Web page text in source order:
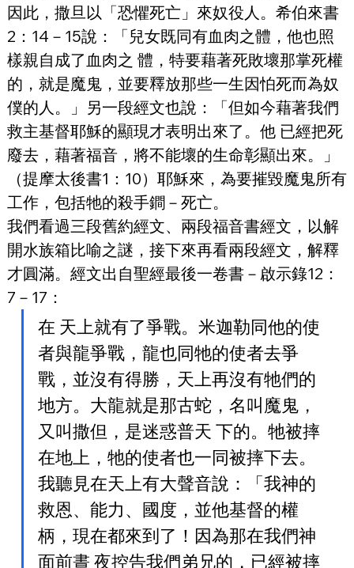
因此，撒旦以「恐懼死亡」來奴役人。希伯來書
2：14－15說：「兒女既同有血肉之體，他也照
樣親自成了血肉之 體，特要藉著死敗壞那掌死權
的，就是魔鬼，並要釋放那些一生因怕死而為奴
僕的人。」另一段經文也說：「但如今藉著我們
救主基督耶穌的顯現才表明出來了。他 已經把死
廢去，藉著福音，將不能壞的生命彰顯出來。」
（提摩太後書1：10）耶穌來，為要摧毀魔鬼所有
工作，包括牠的殺手鐧－死亡。
我們看過三段舊約經文、兩段福音書經文，以解
開水族箱比喻之謎，接下來再看兩段經文，解釋
才圓滿。經文出自聖經最後一卷書－啟示錄12：
7－17：
在 天上就有了爭戰。米迦勒同他的使
者與龍爭戰，龍也同牠的使者去爭
戰，並沒有得勝，天上再沒有牠們的
地方。大龍就是那古蛇，名叫魔鬼，
又叫撒但，是迷惑普天 下的。牠被摔
在地上，牠的使者也一同被摔下去。
我聽見在天上有大聲音說：「我神的
救恩、能力、國度，並他基督的權
柄，現在都來到了！因為那在我們神
面前晝 夜控告我們弟兄的，已經被摔